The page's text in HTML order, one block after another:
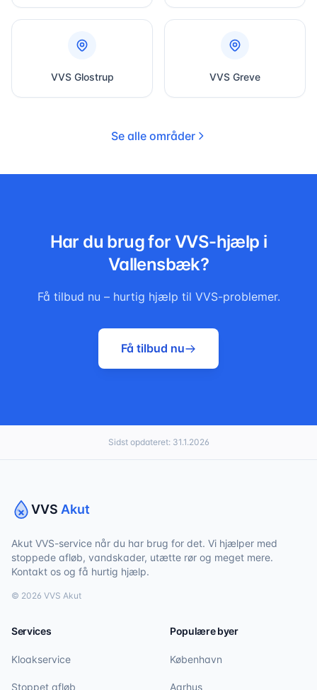
VVS Glostrup VVS Greve
Se alle områder
Har du brug for VVS-hjælp i
Vallensbæk?
Få tilbud nu – hurtig hjælp til VVS-problemer.
Få tilbud nu
Sidst opdateret: 31.1.2026
VVS Akut
Akut VVS-service når du har brug for det. Vi hjælper med
stoppede afløb, vandskader, utætte rør og meget mere.
Kontakt os og få hurtig hjælp.
© 2026 VVS Akut
Services
Kloakservice
Stoppet afløb
Populære byer
København
Aarhus